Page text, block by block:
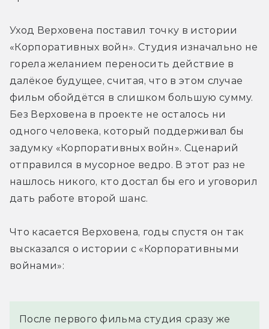
Уход Верховена поставил точку в истории
«Корпоративных войн». Студия изначально не
горела желанием переносить действие в
далёкое будущее, считая, что в этом случае
фильм обойдётся в слишком большую сумму.
Без Верховена в проекте не осталось ни
одного человека, который поддерживал бы
задумку «Корпоративных войн». Сценарий
отправился в мусорное ведро. В этот раз не
нашлось никого, кто достал бы его и уговорил
дать работе второй шанс.
Что касается Верховена, годы спустя он так
высказался о истории с «Корпоративными
войнами»:
После первого фильма студия сразу же